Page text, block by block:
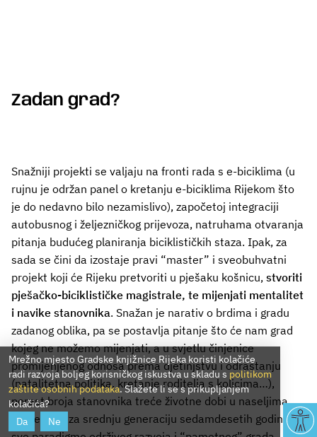
Zadan grad?
Snažniji projekti se valjaju na fronti rada s e-biciklima (u
rujnu je održan panel o kretanju e-biciklima Rijekom što
je do nedavno bilo nezamislivo), započetoj integraciji
autobusnog i željezničkog prijevoza, natruhama otvaranja
pitanja budućeg planiranja biciklističkih staza. Ipak, za
sada se čini da izostaje pravi “master” i sveobuhvatni
projekt koji će Rijeku pretvoriti u pješaku košnicu, stvoriti
pješačko-biciklističke magistrale, te mijenjati mentalitet
i navike stanovnika. Snažan je narativ o brdima i gradu
zadanog oblika, pa se postavlja pitanje što će nam grad
kojeg ne možemo mijenjati, a u svjetlu činjenice
promijenjenog odnosa prema djetinjstvu i odrastanju
(natalitetna politika, kretanje roditelja s kolicima…),
porast broja stanovnika treće životne dobi u naseljima
građenima za srednju generaciju sedamdesetih godina,
Mrežno mjesto Gradske knjižnice Rijeka koristi kolačiće
radi razvoja boljeg korisničkog iskustva u skladu spolitikom
zaštite osobnih podataka. Slažete li se s prikupljanjem
kolačića?
Da
Ne